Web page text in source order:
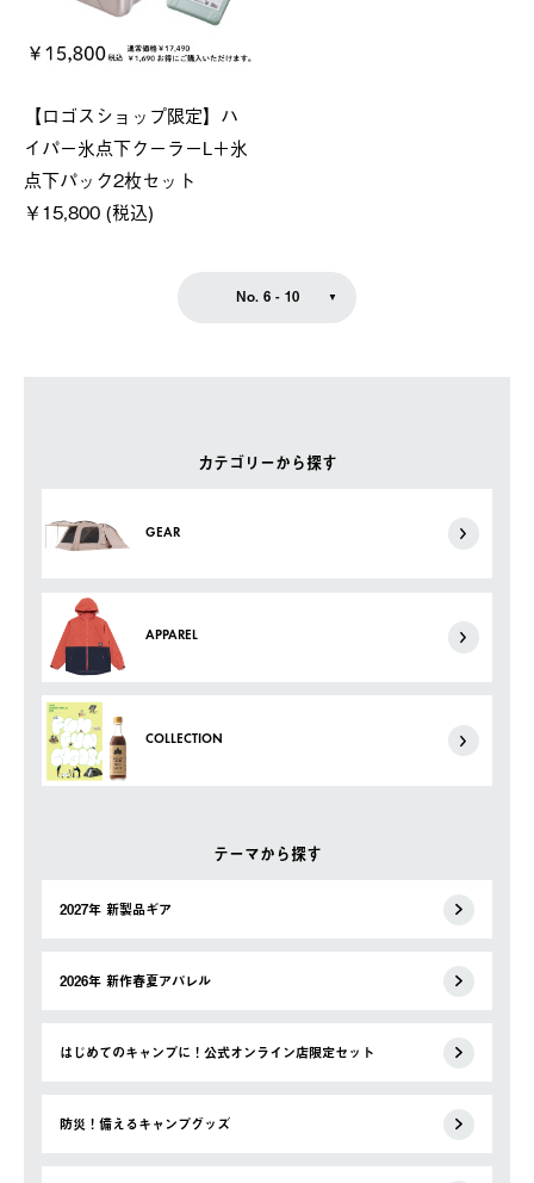
カテゴリーから探す
GEAR
APPAREL
COLLECTION
テーマから探す
2027年 新製品ギア
2026年 新作春夏アパレル
はじめてのキャンプに！公式オンライン店限定セット
防災！備えるキャンプグッズ
【ロゴスショップ限定】ハ
イパー氷点下クーラーL＋氷
点下パック2枚セット
￥15,800 (税込)
No. 6 - 10